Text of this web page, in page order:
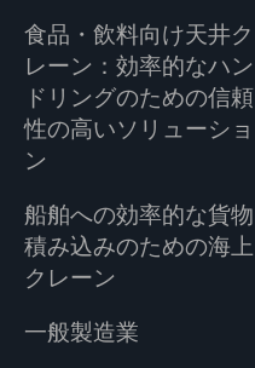
食品・飲料向け天井ク
レーン：効率的なハン
ドリングのための信頼
性の高いソリューショ
ン
船舶への効率的な貨物
積み込みのための海上
クレーン
一般製造業